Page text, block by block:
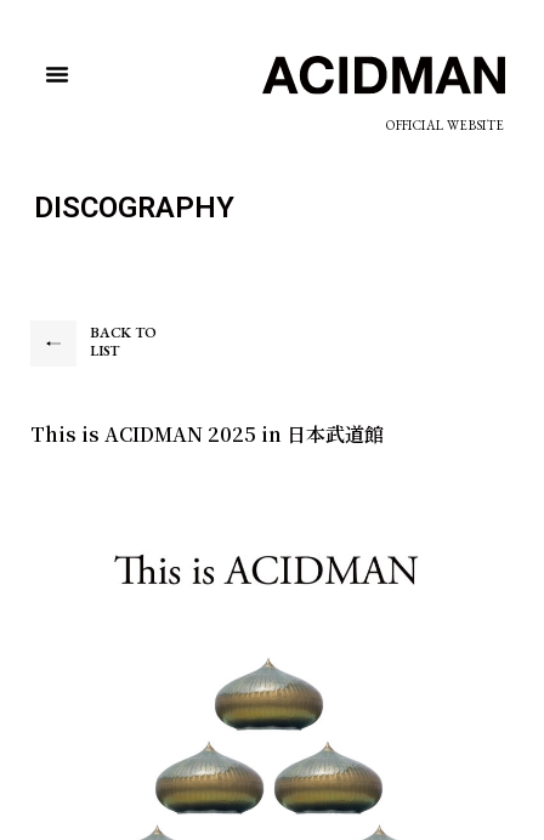
OFFICIAL WEBSITE
DISCOGRAPHY
BACK TO
LIST
This is ACIDMAN 2025 in 日本武道館